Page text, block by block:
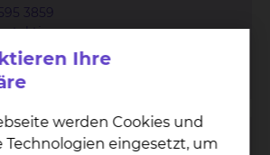
3859
Ihre
werden Cookies und
Technologien eingesetzt, um